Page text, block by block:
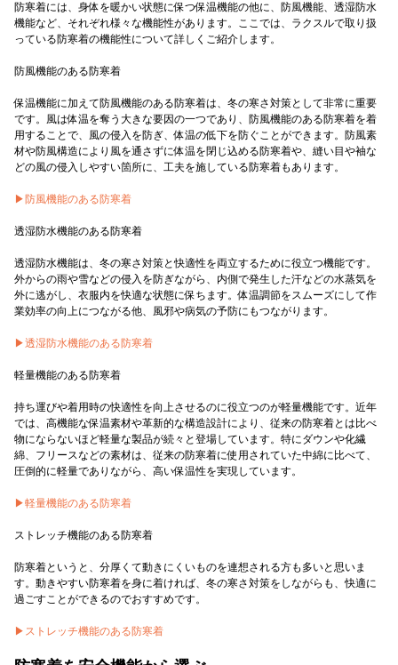
防寒着には、身体を暖かい状態に保つ保温機能の他に、防風機能、透湿防水
機能など、それぞれ様々な機能性があります。ここでは、ラクスルで取り扱
っている防寒着の機能性について詳しくご紹介します。
防風機能のある防寒着
保温機能に加えて防風機能のある防寒着は、冬の寒さ対策として非常に重要
です。風は体温を奪う大きな要因の一つであり、防風機能のある防寒着を着
用することで、風の侵入を防ぎ、体温の低下を防ぐことができます。防風素
材や防風構造により風を通さずに体温を閉じ込める防寒着や、縫い目や袖な
どの風の侵入しやすい箇所に、工夫を施している防寒着もあります。
▶︎防風機能のある防寒着
透湿防水機能のある防寒着
透湿防水機能は、冬の寒さ対策と快適性を両立するために役立つ機能です。
外からの雨や雪などの侵入を防ぎながら、内側で発生した汗などの水蒸気を
外に逃がし、衣服内を快適な状態に保ちます。体温調節をスムーズにして作
業効率の向上につながる他、風邪や病気の予防にもつながります。
▶︎透湿防水機能のある防寒着
軽量機能のある防寒着
持ち運びや着用時の快適性を向上させるのに役立つのが軽量機能です。近年
では、高機能な保温素材や革新的な構造設計により、従来の防寒着とは比べ
物にならないほど軽量な製品が続々と登場しています。特にダウンや化繊
綿、フリースなどの素材は、従来の防寒着に使用されていた中綿に比べて、
圧倒的に軽量でありながら、高い保温性を実現しています。
▶︎軽量機能のある防寒着
ストレッチ機能のある防寒着
防寒着というと、分厚くて動きにくいものを連想される方も多いと思いま
す。動きやすい防寒着を身に着ければ、冬の寒さ対策をしながらも、快適に
過ごすことができるのでおすすめです。
▶︎ストレッチ機能のある防寒着